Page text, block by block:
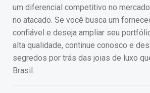
um diferencial competitivo no
no atacado. Se você busca um
confiável e deseja ampliar seu
alta qualidade, continue conosco e
segredos por trás das joias de luxo
Brasil.